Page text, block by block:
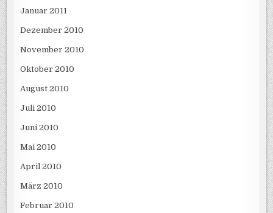
Januar 2011
Dezember 2010
November 2010
Oktober 2010
August 2010
Juli 2010
Juni 2010
Mai 2010
April 2010
März 2010
Februar 2010